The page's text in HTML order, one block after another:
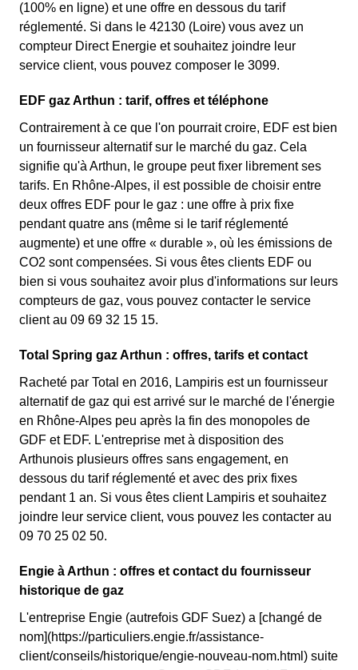
(100% en ligne) et une offre en dessous du tarif
réglementé. Si dans le 42130 (Loire) vous avez un
compteur Direct Energie et souhaitez joindre leur
service client, vous pouvez composer le 3099.
EDF gaz Arthun : tarif, offres et téléphone
Contrairement à ce que l'on pourrait croire, EDF est bien
un fournisseur alternatif sur le marché du gaz. Cela
signifie qu'à Arthun, le groupe peut fixer librement ses
tarifs. En Rhône-Alpes, il est possible de choisir entre
deux offres EDF pour le gaz : une offre à prix fixe
pendant quatre ans (même si le tarif réglementé
augmente) et une offre « durable », où les émissions de
CO2 sont compensées. Si vous êtes clients EDF ou
bien si vous souhaitez avoir plus d'informations sur leurs
compteurs de gaz, vous pouvez contacter le service
client au 09 69 32 15 15.
Total Spring gaz Arthun : offres, tarifs et contact
Racheté par Total en 2016, Lampiris est un fournisseur
alternatif de gaz qui est arrivé sur le marché de l'énergie
en Rhône-Alpes peu après la fin des monopoles de
GDF et EDF. L'entreprise met à disposition des
Arthunois plusieurs offres sans engagement, en
dessous du tarif réglementé et avec des prix fixes
pendant 1 an. Si vous êtes client Lampiris et souhaitez
joindre leur service client, vous pouvez les contacter au
09 70 25 02 50.
Engie à Arthun : offres et contact du fournisseur
historique de gaz
L'entreprise Engie (autrefois GDF Suez) a [changé de
nom](https://particuliers.engie.fr/assistance-
client/conseils/historique/engie-nouveau-nom.html) suite